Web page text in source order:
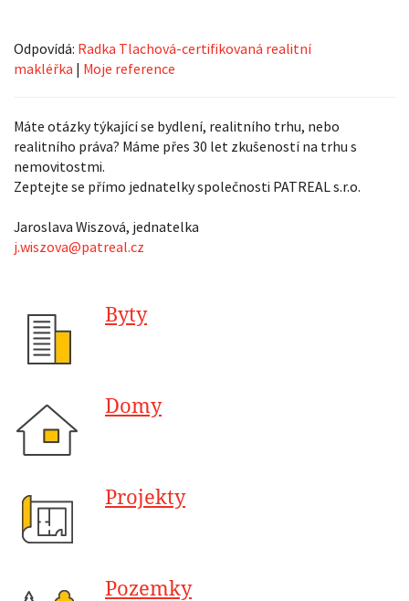
Odpovídá: Radka Tlachová-certifikovaná realitní
makléřka | Moje reference
Máte otázky týkající se bydlení, realitního trhu, nebo
realitního práva? Máme přes 30 let zkušeností na trhu s
nemovitostmi.
Zeptejte se přímo jednatelky společnosti PATREAL s.r.o.
Jaroslava Wiszová, jednatelka
j.wiszova@patreal.cz
Byty
Domy
Projekty
Pozemky